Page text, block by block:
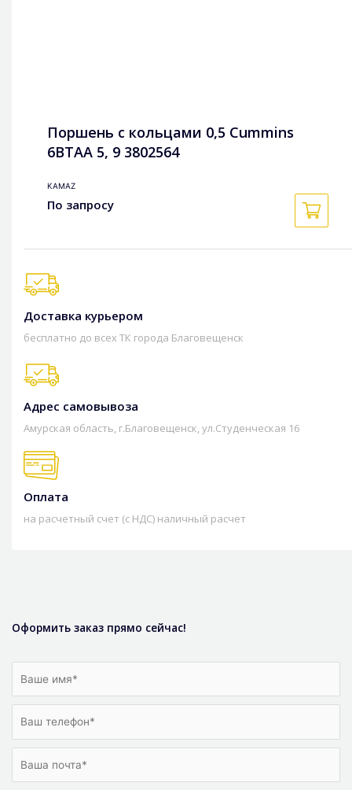
Поршень с кольцами 0,5 Cummins
6BTAA 5, 9 3802564
KAMAZ
По запросу
Доставка курьером
бесплатно до всех ТК города Благовещенск
Адрес самовывоза
Амурская область, г.Благовещенск, ул.Студенческая 16
Оплата
на расчетный счет (с НДС) наличный расчет
Оформить заказ прямо сейчас!